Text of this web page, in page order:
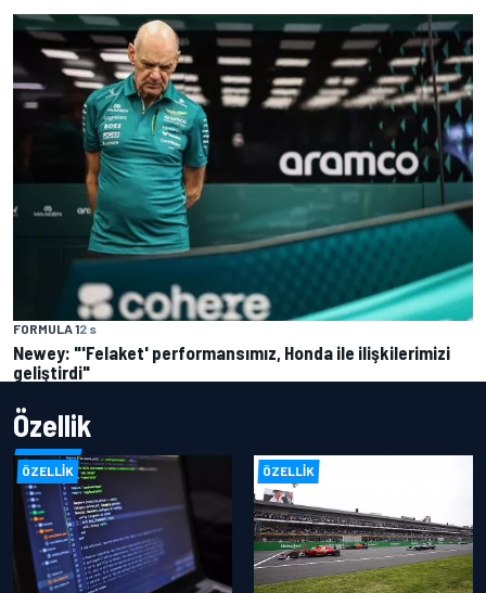
FORMULA 12 s
Newey: "'Felaket' performansımız, Honda ile ilişkilerimizi
geliştirdi"
Özellik
ÖZELLIK ÖZELLIK